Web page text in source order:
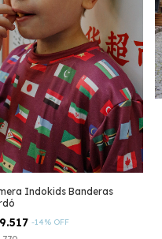
Indokids Banderas
-14% OFF